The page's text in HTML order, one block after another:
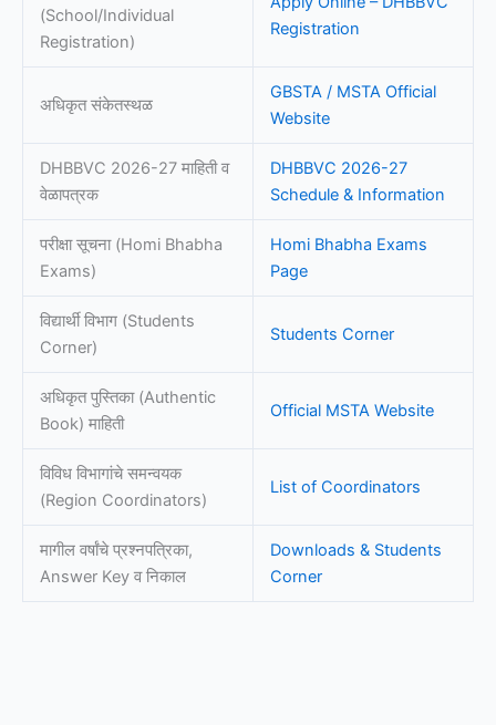
(School/Individual
Registration)
Registration
अधिकृत संकेतस्थळ
GBSTA / MSTA Official
Website
DHBBVC 2026-27 माहिती व
वेळापत्रक
DHBBVC 2026-27
Schedule & Information
परीक्षा सूचना (Homi Bhabha
Exams)
Homi Bhabha Exams
Page
विद्यार्थी विभाग (Students
Corner)
Students Corner
अधिकृत पुस्तिका (Authentic
Book) माहिती
Official MSTA Website
विविध विभागांचे समन्वयक
(Region Coordinators)
List of Coordinators
मागील वर्षांचे प्रश्नपत्रिका,
Answer Key व निकाल
Downloads & Students
Corner